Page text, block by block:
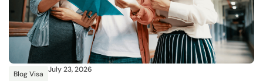
Blog Visa July 23, 2026